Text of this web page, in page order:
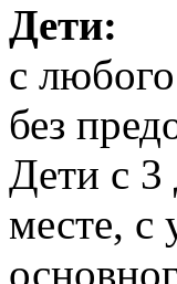
Дети:
с
без
Дети с 3
месте, с